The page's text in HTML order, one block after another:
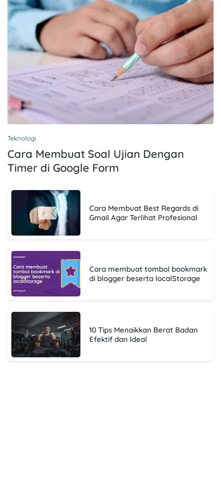
Teknologi
Cara Membuat Soal Ujian Dengan
Timer di Google Form
Cara Membuat Best Regards di
Gmail Agar Terlihat Profesional
Cara membuat tombol bookmark
di blogger beserta localStorage
10 Tips Menaikkan Berat Badan
Efektif dan Ideal